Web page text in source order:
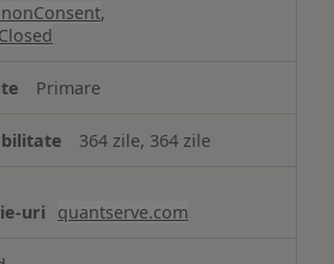
,
Primare
364 zile, 364 zile
quantserve.com